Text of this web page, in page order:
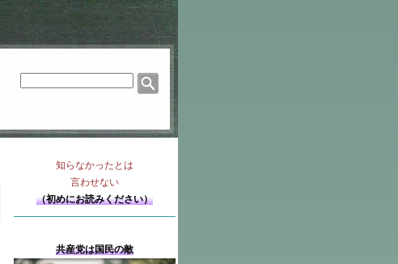
知らなかったとは
言わせない
（初めにお読みください）
共産党は国民の敵